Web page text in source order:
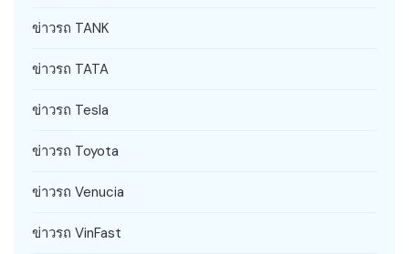
ข่าวรถ TANK
ข่าวรถ TATA
ข่าวรถ Tesla
ข่าวรถ Toyota
ข่าวรถ Venucia
ข่าวรถ VinFast